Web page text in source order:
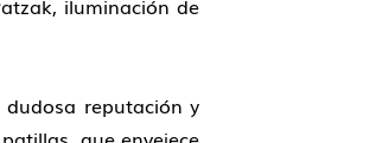
reputación y